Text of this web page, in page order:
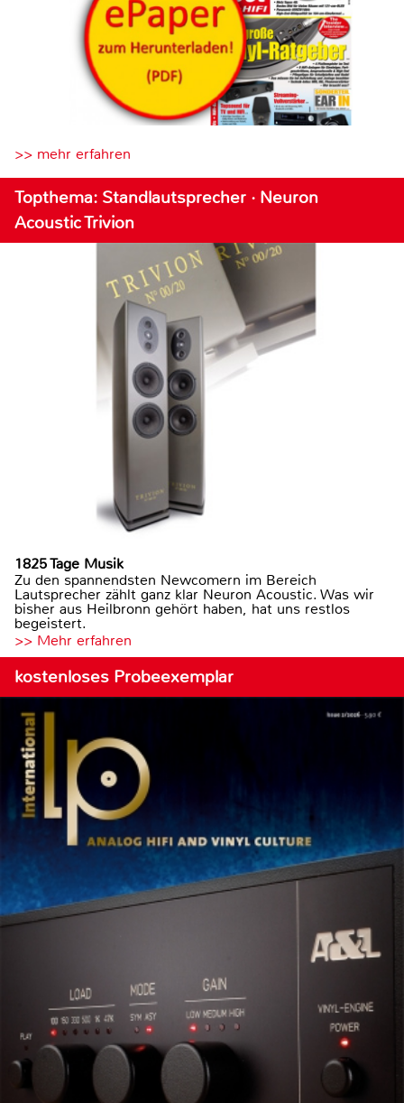
>> mehr erfahren
Topthema: Standlautsprecher · Neuron
Acoustic Trivion
1825 Tage Musik
Zu den spannendsten Newcomern im Bereich
Lautsprecher zählt ganz klar Neuron Acoustic. Was wir
bisher aus Heilbronn gehört haben, hat uns restlos
begeistert.
>> Mehr erfahren
kostenloses Probeexemplar